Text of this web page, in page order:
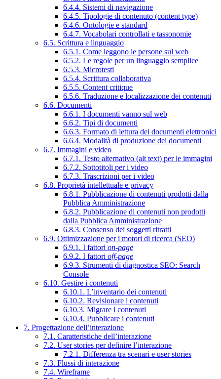
6.4.4. Sistemi di navigazione
6.4.5. Tipologie di contenuto (content type)
6.4.6. Ontologie e standard
6.4.7. Vocabolari controllati e tassonomie
6.5. Scrittura e linguaggio
6.5.1. Come leggono le persone sul web
6.5.2. Le regole per un linguaggio semplice
6.5.3. Microtesti
6.5.4. Scrittura collaborativa
6.5.5. Content critique
6.5.6. Traduzione e localizzazione dei contenuti
6.6. Documenti
6.6.1. I documenti vanno sul web
6.6.2. Tipi di documenti
6.6.3. Formato di lettura dei documenti elettronici
6.6.4. Modalità di produzione dei documenti
6.7. Immagini e video
6.7.1. Testo alternativo (alt text) per le immagini
6.7.2. Sottotitoli per i video
6.7.3. Trascrizioni per i video
6.8. Proprietà intellettuale e privacy
6.8.1. Pubblicazione di contenuti prodotti dalla
Pubblica Amministrazione
6.8.2. Pubblicazione di contenuti non prodotti
dalla Pubblica Amministrazione
6.8.3. Consenso dei soggetti ritratti
6.9. Ottimizzazione per i motori di ricerca (SEO)
6.9.1. I fattori on-page
6.9.2. I fattori off-page
6.9.3. Strumenti di diagnostica SEO: Search
Console
6.10. Gestire i contenuti
6.10.1. L’inventario dei contenuti
6.10.2. Revisionare i contenuti
6.10.3. Migrare i contenuti
6.10.4. Pubblicare i contenuti
7. Progettazione dell’interazione
7.1. Caratteristiche dell’interazione
7.2. User stories per definire l’interazione
7.2.1. Differenza tra scenari e user stories
7.3. Flussi di interazione
7.4. Wireframe